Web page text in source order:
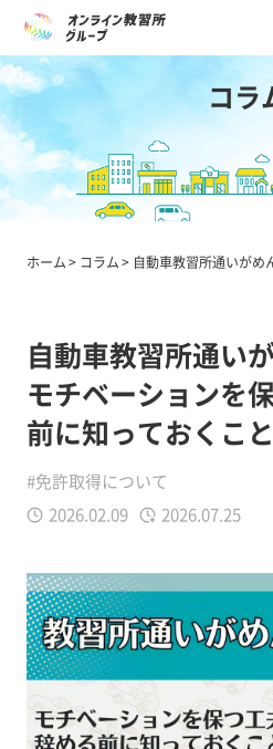
コラ
ホーム コラム 自動車教習所通いが
自動車教習所通い
モチベーションを
前に知っておくこと
#免許取得について
2026.02.09
2026.07.25